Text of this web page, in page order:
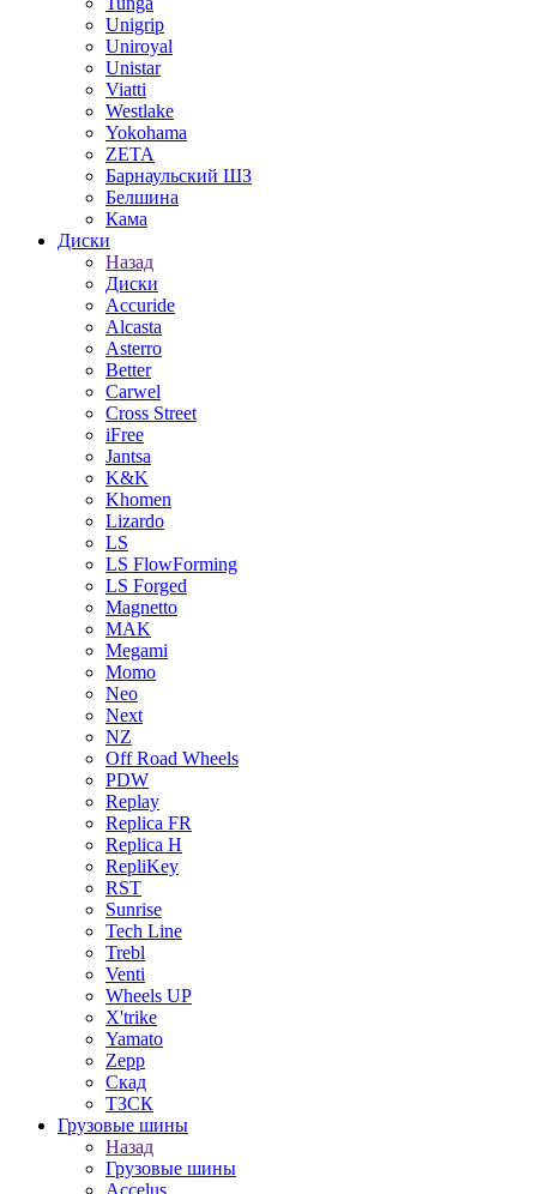
Unigrip
Uniroyal
Unistar
Viatti
Westlake
Yokohama
ZETA
Барнаульский ШЗ
Белшина
Кама
Диски
Назад
Диски
Accuride
Alcasta
Asterro
Better
Carwel
Cross Street
iFree
Jantsa
K&K
Khomen
Lizardo
LS
LS FlowForming
LS Forged
Magnetto
MAK
Megami
Momo
Neo
Next
NZ
Off Road Wheels
PDW
Replay
Replica FR
Replica H
RepliKey
RST
Sunrise
Tech Line
Trebl
Venti
Wheels UP
X'trike
Yamato
Zepp
Скад
ТЗСК
Грузовые шины
Назад
Грузовые шины
Accelus